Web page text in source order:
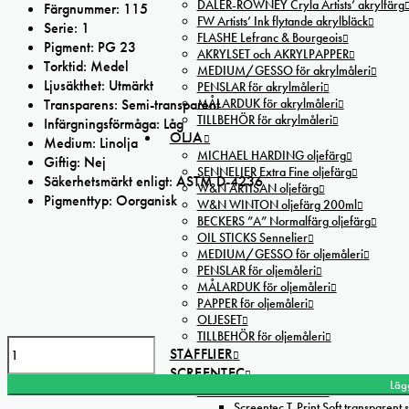
DALER-ROWNEY Cryla Artists’ akrylfärg
FW Artists’ Ink flytande akrylbläck
FLASHE Lefranc & Bourgeois
AKRYLSET och AKRYLPAPPER
MEDIUM/GESSO för akrylmåleri
PENSLAR för akrylmåleri
MÅLARDUK för akrylmåleri
TILLBEHÖR för akrylmåleri
OLJA
MICHAEL HARDING oljefärg
SENNELIER Extra Fine oljefärg
W&N ARTISAN oljefärg
W&N WINTON oljefärg 200ml
BECKERS ”A” Normalfärg oljefärg
OIL STICKS Sennelier
MEDIUM/GESSO för oljemåleri
PENSLAR för oljemåleri
MÅLARDUK för oljemåleri
PAPPER för oljemåleri
OLJESET
TILLBEHÖR för oljemåleri
STAFFLIER
SCREENTEC
SCREENTRYCKSFÄRGER
Färgnummer: 115
Serie: 1
Pigment: PG 23
Torktid: Medel
Ljusäkthet: Utmärkt
Transparens: Semi-transparent
Infärgningsförmåga: Låg
Medium: Linolja
Giftig: Nej
Säkerhetsmärkt enligt: ASTM D-4236
Pigmenttyp: Oorganisk
Harding